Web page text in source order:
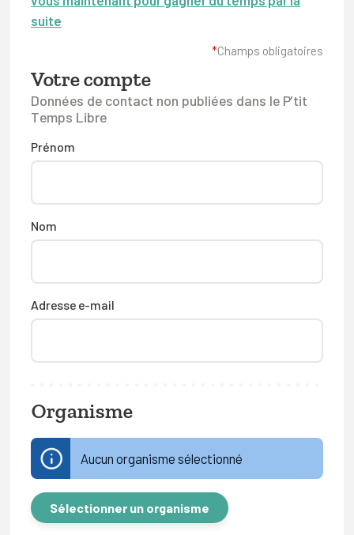
Connexion
Espace pro
Bruxelles Temps Libre
suite
*Champs obligatoires
Votre compte
Données de contact non publiées dans le P’tit
Temps Libre
Prénom
Nom
Adresse e-mail
Organisme
Aucun organisme sélectionné
Sélectionner un organisme